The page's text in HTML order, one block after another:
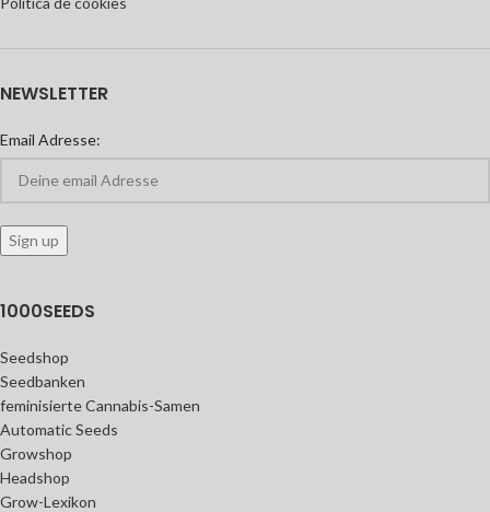
NEWSLETTER
Email Adresse:
1000SEEDS
Seedshop
Seedbanken
feminisierte Cannabis-Samen
Automatic Seeds
Growshop
Headshop
Grow-Lexikon